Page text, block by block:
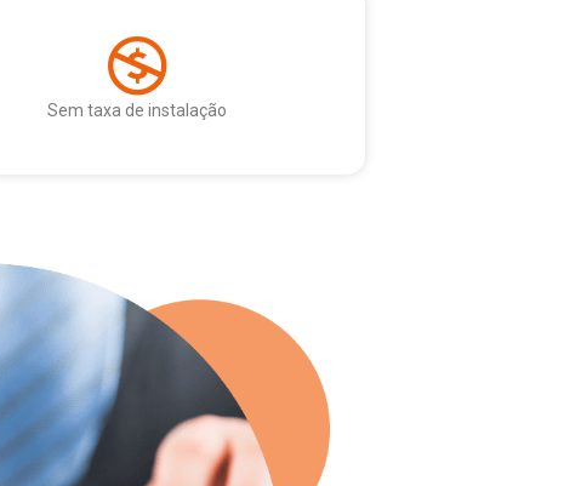
Sem taxa de instalação​